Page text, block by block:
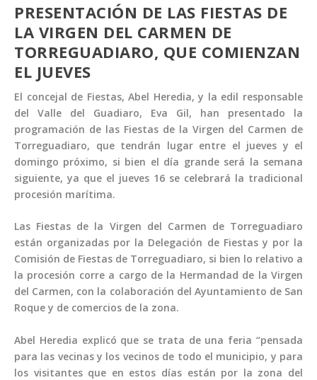
PRESENTACIÓN DE LAS FIESTAS DE
LA VIRGEN DEL CARMEN DE
TORREGUADIARO, QUE COMIENZAN
EL JUEVES
El concejal de Fiestas, Abel Heredia, y la edil responsable
del Valle del Guadiaro, Eva Gil, han presentado la
programación de las Fiestas de la Virgen del Carmen de
Torreguadiaro, que tendrán lugar entre el jueves y el
domingo próximo, si bien el día grande será la semana
siguiente, ya que el jueves 16 se celebrará la tradicional
procesión marítima.
Las Fiestas de la Virgen del Carmen de Torreguadiaro
están organizadas por la Delegación de Fiestas y por la
Comisión de Fiestas de Torreguadiaro, si bien lo relativo a
la procesión corre a cargo de la Hermandad de la Virgen
del Carmen, con la colaboración del Ayuntamiento de San
Roque y de comercios de la zona.
Abel Heredia explicó que se trata de una feria “pensada
para las vecinas y los vecinos de todo el municipio, y para
los visitantes que en estos días están por la zona del